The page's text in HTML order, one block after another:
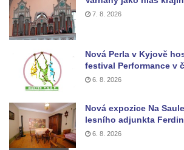
Kostel svatého Vendelína v Perštejně
Kostel Nejsvětější Trojice v Klášterci nad
Ohří
Evangelická modlitebna u autobusového
nádraží v Dubé
Hřbitovní kaple ve Velkém Šenově
Kaple svaté Apolónie v Cítolibech
Kostel svatého Jakuba Většího v Cítolibech
7. 8. 2026
Nová Perla v Kyjově
festival Performance v
6. 8. 2026
Nová expozice Na
lesního adjunkta
6. 8. 2026